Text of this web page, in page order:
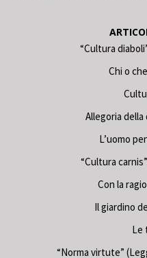
“Cultura
Chi o
Allegoria
L’uomo
“Cultura
Con la
Il giardino
Le
“Norma virtute”